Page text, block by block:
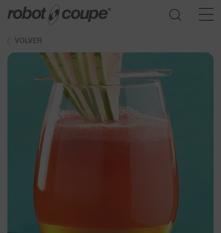
VOLVER
Consulte la guía de selección